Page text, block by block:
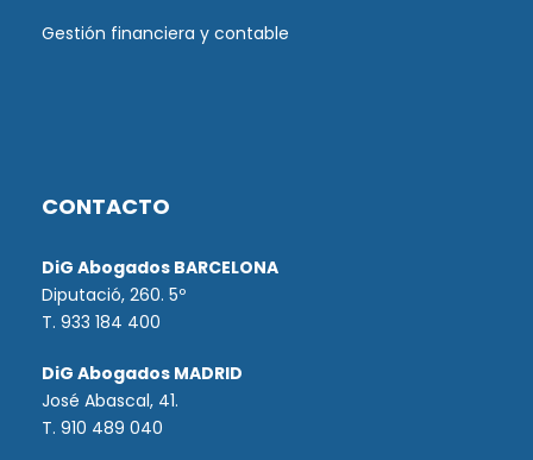
Gestión financiera y contable
CONTACTO
DiG Abogados BARCELONA
Diputació, 260. 5º
T. 933 184 400
DiG Abogados MADRID
José Abascal, 41.
T. 910 489 040